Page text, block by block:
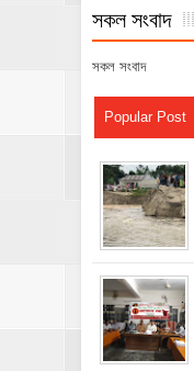
সকল সংবাদ
সকল সংবাদ
Popular Post